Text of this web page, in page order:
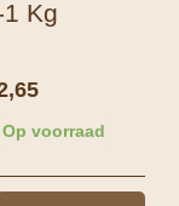
1 Kg
Op voorraad